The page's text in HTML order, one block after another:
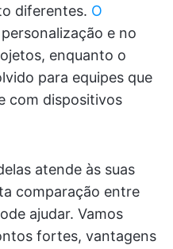
diferentes. O
e no
enquanto o
para equipes que
com dispositivos
atende às suas
comparação entre
ajudar. Vamos
fortes, vantagens